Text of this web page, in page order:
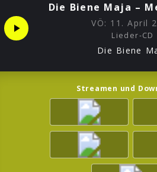
Die Biene Maja –
VÖ: 11. April
Lieder-CD
Die Biene
Streamen und